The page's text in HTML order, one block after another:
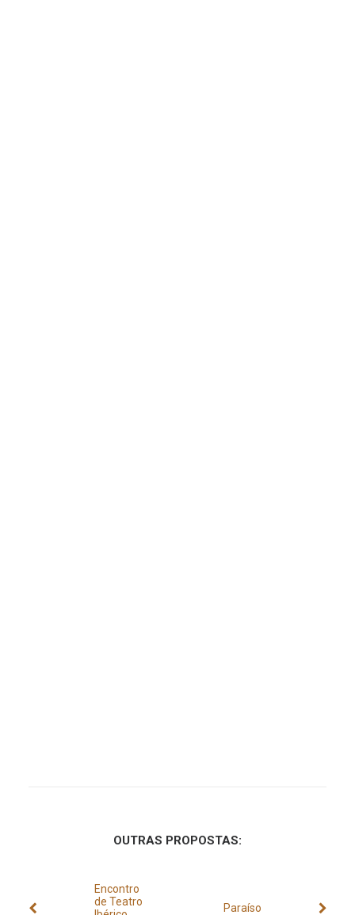
OUTRAS PROPOSTAS:
Encontro
de Teatro
Paraíso